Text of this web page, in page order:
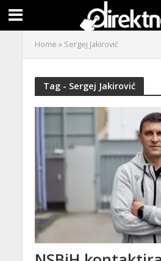
Home » Sergej Jakirović
Tag - Sergej Jakirović